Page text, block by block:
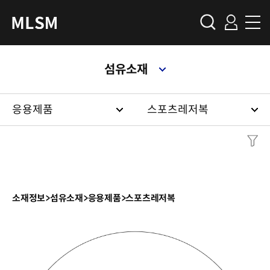
섬유소재
응용제품 스포츠레저복
소재정보>섬유소재>응용제품>스포츠레저복